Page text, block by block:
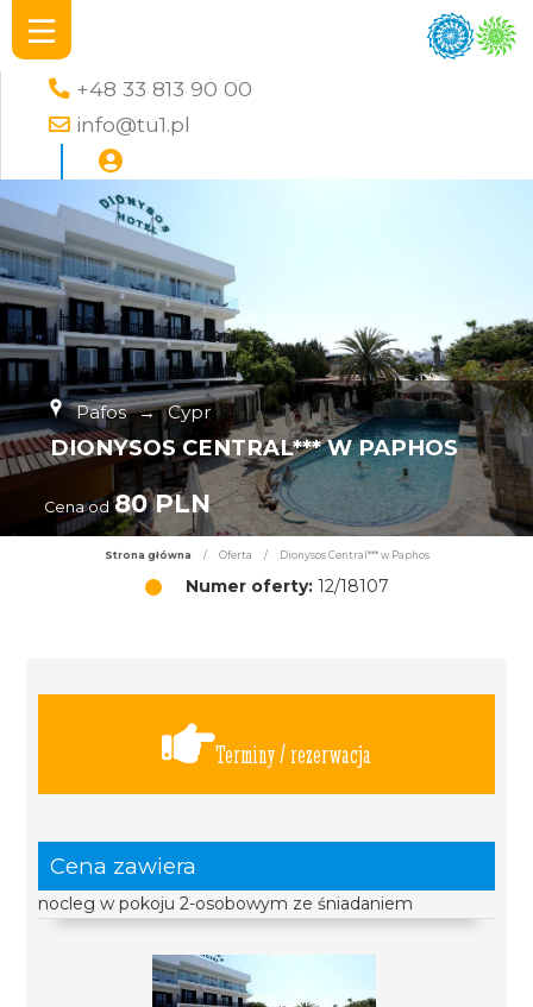
+48 33 813 90 00
info@tu1.pl
Pafos → Cypr
DIONYSOS CENTRAL*** W PAPHOS
Cena od 80 PLN
Strona główna / Oferta / Dionysos Central*** w Paphos
Numer oferty:12/18107
Terminy / rezerwacja
Cena zawiera
nocleg w pokoju 2-osobowym ze śniadaniem